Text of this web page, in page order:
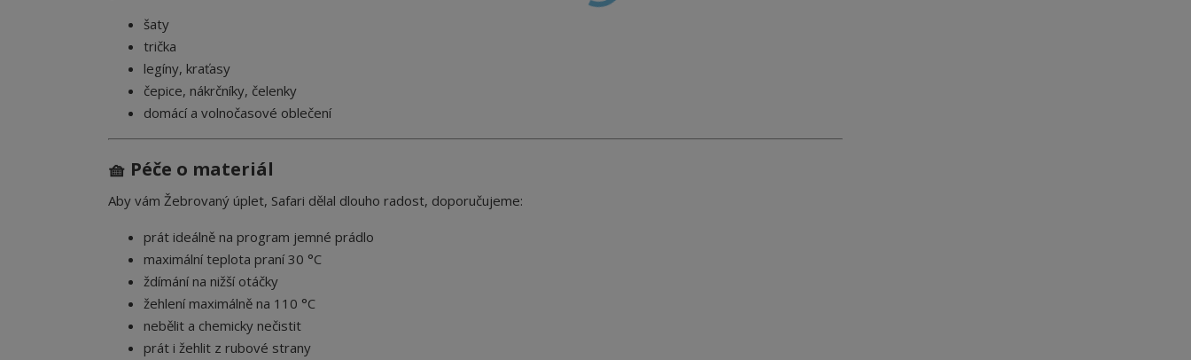
šaty
trička
legíny, kraťasy
čepice, nákrčníky, čelenky
domácí a volnočasové oblečení
🧺 Péče o materiál
Aby vám Žebrovaný úplet, Safari dělal dlouho radost, doporučujeme:
prát ideálně na program jemné prádlo
maximální teplota praní 30 °C
ždímání na nižší otáčky
žehlení maximálně na 110 °C
nebělit a chemicky nečistit
prát i žehlit z rubové strany